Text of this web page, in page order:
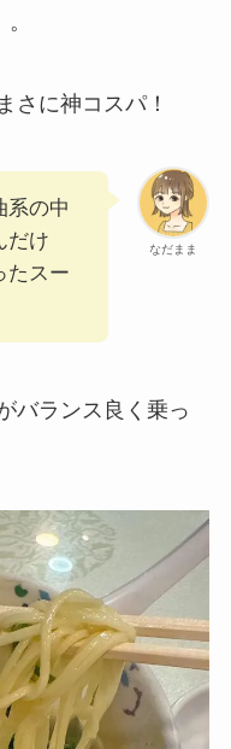
さに神コスパ！
なだまま
系の中
だけ
たスー
バランス良く乗っ